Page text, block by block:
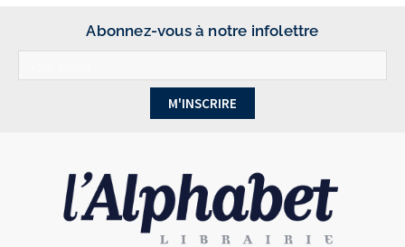
Abonnez-vous à notre infolettre
M'INSCRIRE